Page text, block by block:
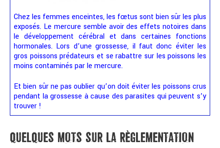
Chez les femmes enceintes, les fœtus sont bien sûr les plus
exposés. Le mercure semble avoir des effets notoires dans
le développement cérébral et dans certaines fonctions
hormonales. Lors d’une grossesse, il faut donc éviter les
gros poissons prédateurs et se rabattre sur les poissons les
moins contaminés par le mercure.
Et bien sûr ne pas oublier qu’on doit éviter les poissons crus
pendant la grossesse à cause des parasites qui peuvent s’y
trouver !
QUELQUES MOTS SUR LA RÈGLEMENTATION